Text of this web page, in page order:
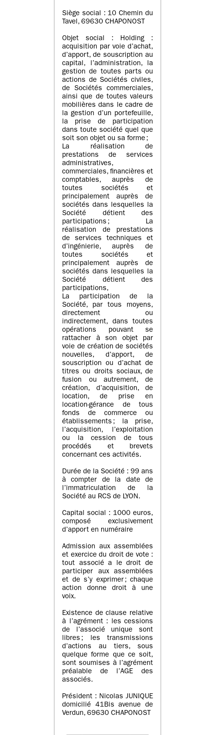
Siège social : 10 Chemin du
Tavel, 69630 CHAPONOST
Objet social : Holding :
acquisition par voie d’achat,
d’apport, de souscription au
capital, l’administration, la
gestion de toutes parts ou
actions de Sociétés civiles,
de Sociétés commerciales,
ainsi que de toutes valeurs
mobilières dans le cadre de
la gestion d’un portefeuille,
la prise de participation
dans toute société quel que
soit son objet ou sa forme ;
La réalisation de
prestations de services
administratives,
commerciales, financières et
comptables, auprès de
toutes sociétés et
principalement auprès de
sociétés dans lesquelles la
Société détient des
participations ; La
réalisation de prestations
de services techniques et
d’ingénierie, auprès de
toutes sociétés et
principalement auprès de
sociétés dans lesquelles la
Société détient des
participations,
La participation de la
Société, par tous moyens,
directement ou
indirectement, dans toutes
opérations pouvant se
rattacher à son objet par
voie de création de sociétés
nouvelles, d’apport, de
souscription ou d’achat de
titres ou droits sociaux, de
fusion ou autrement, de
création, d’acquisition, de
location, de prise en
location-gérance de tous
fonds de commerce ou
établissements ; la prise,
l’acquisition, l’exploitation
ou la cession de tous
procédés et brevets
concernant ces activités.
Durée de la Société : 99 ans
à compter de la date de
l’immatriculation de la
Société au RCS de LYON.
Capital social : 1000 euros,
composé exclusivement
d’apport en numéraire
Admission aux assemblées
et exercice du droit de vote :
tout associé a le droit de
participer aux assemblées
et de s’y exprimer ; chaque
action donne droit à une
voix.
Existence de clause relative
à l’agrément : les cessions
de l’associé unique sont
libres ; les transmissions
d’actions au tiers, sous
quelque forme que ce soit,
sont soumises à l’agrément
préalable de l’AGE des
associés.
Président : Nicolas JUNIQUE
domicilié 41Bis avenue de
Verdun, 69630 CHAPONOST